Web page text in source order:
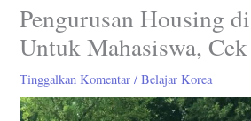
Pengurusan Housing
Untuk Mahasiswa,
Tinggalkan Komentar /Belajar Korea